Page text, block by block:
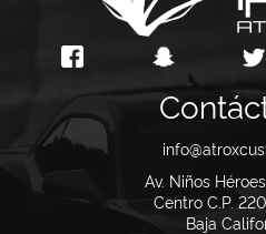
Av. Niños
Centro C.P.
Baja